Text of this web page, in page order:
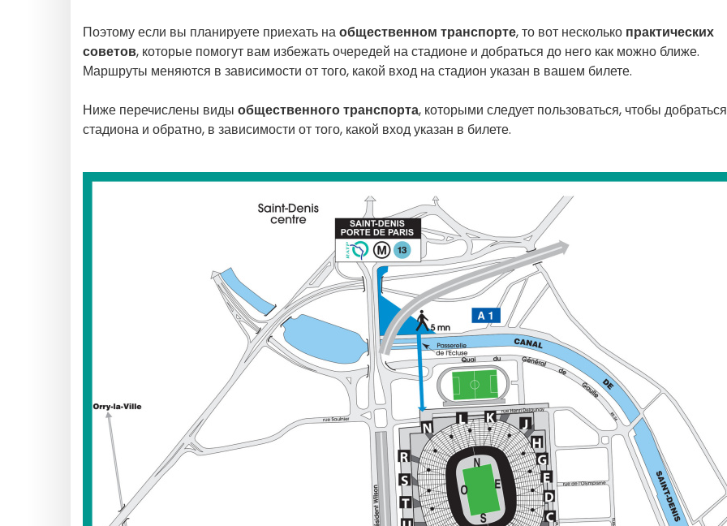
Поэтому если вы планируете приехать наобщественном транспорте, то вот несколько практических
советов, которые помогут вам избежать очередей на стадионе и добраться до него как можно ближе.
Маршруты меняются в зависимости от того, какой вход на стадион указан в вашем билете.
Ниже перечислены виды общественного транспорта, которыми следует пользоваться, чтобы
стадиона и обратно, в зависимости от того, какой вход указан в билете.